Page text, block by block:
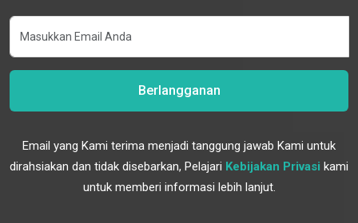
Berlangganan
Email yang Kami terima menjadi tanggung jawab Kami untuk
dirahsiakan dan tidak disebarkan, Pelajari Kebijakan Privasi kami
untuk memberi informasi lebih lanjut.